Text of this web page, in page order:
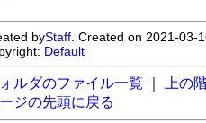
byStaff . Created on 2021-
Default
ルダのファイル一覧
上の
ジの先頭に戻る